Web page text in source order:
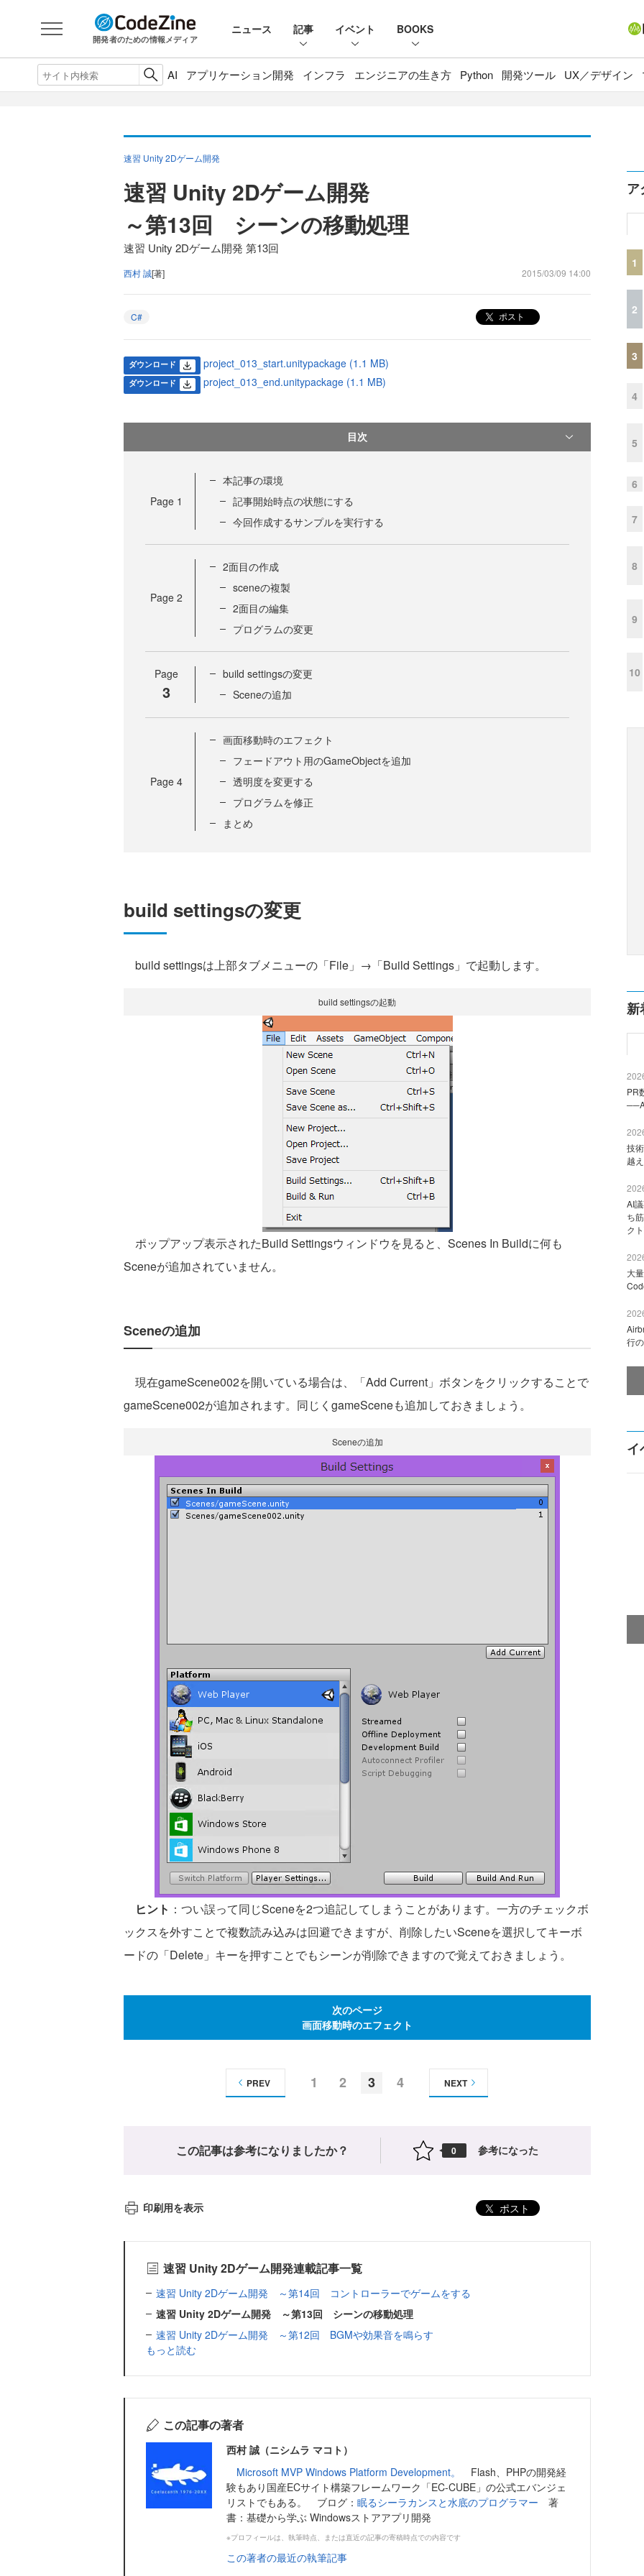
開発者のための情報メディア
ニュース 記事 イベント BOOKS
AI アプリケーション開発 インフラ エンジニアの生き方 Python 開発ツール UX／デザイン
速習 Unity 2Dゲーム開発
速習 Unity 2Dゲーム開発
～第13回 シーンの移動処理
速習 Unity 2Dゲーム開発 第13回
西村 誠[著] 2015/03/09 14:00
C# ポスト
ダウンロード project_013_start.unitypackage (1.1 MB)
ダウンロード project_013_end.unitypackage (1.1 MB)
目次
Page 1
本記事の環境
記事開始時点の状態にする
今回作成するサンプルを実行する
Page 2
2面目の作成
sceneの複製
2面目の編集
プログラムの変更
Page
3
build settingsの変更
Sceneの追加
Page 4
画面移動時のエフェクト
フェードアウト用のGameObjectを追加
透明度を変更する
プログラムを修正
まとめ
build settingsの変更
build settingsは上部タブメニューの「File」→「Build Settings」で起動します。
build settingsの起動
ポップアップ表示されたBuild Settingsウィンドウを見ると、Scenes In Buildに何も
Sceneが追加されていません。
Sceneの追加
現在gameScene002を開いている場合は、「Add Current」ボタンをクリックすることで
gameScene002が追加されます。同じくgameSceneも追加しておきましょう。
Sceneの追加
ヒント ：つい誤って同じSceneを2つ追記してしまうことがあります。一方のチェックボ
ックスを外すことで複数読み込みは回避できますが、削除したいSceneを選択してキーボ
ードの「Delete」キーを押すことでもシーンが削除できますので覚えておきましょう。
次のページ
画面移動時のエフェクト
1 2 3 4
PREV NEXT
この記事は参考になりましたか？ 0 参考になった
印刷用を表示 ポスト
速習 Unity 2Dゲーム開発連載記事一覧
速習 Unity 2Dゲーム開発 ～第14回 コントローラーでゲームをする
速習 Unity 2Dゲーム開発 ～第13回 シーンの移動処理
速習 Unity 2Dゲーム開発 ～第12回 BGMや効果音を鳴らす
もっと読む
この記事の著者
西村 誠（ニシムラ マコト）
Microsoft MVP Windows Platform Development。
Flash、PHPの開発経
験もあり国産ECサイト構築フレームワーク「EC-CUBE」の公式エバンジェ
リストでもある。 ブログ： 眠るシーラカンスと水底のプログラマー 著
書：基礎から学ぶ Windowsストアアプリ開発
※プロフィールは、執筆時点、または直近の記事の寄稿時点での内容です
この著者の最近の執筆記事
ア
1
2
3
4
5
6
7
8
9
10
新
PR
技
越
AI
ち
ク
大
行
イ